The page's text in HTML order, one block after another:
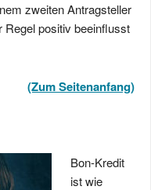
zweiten Antragsteller
Regel positiv beeinflusst
(Zum Seitenanfang)
Bon-Kredit
ist wie